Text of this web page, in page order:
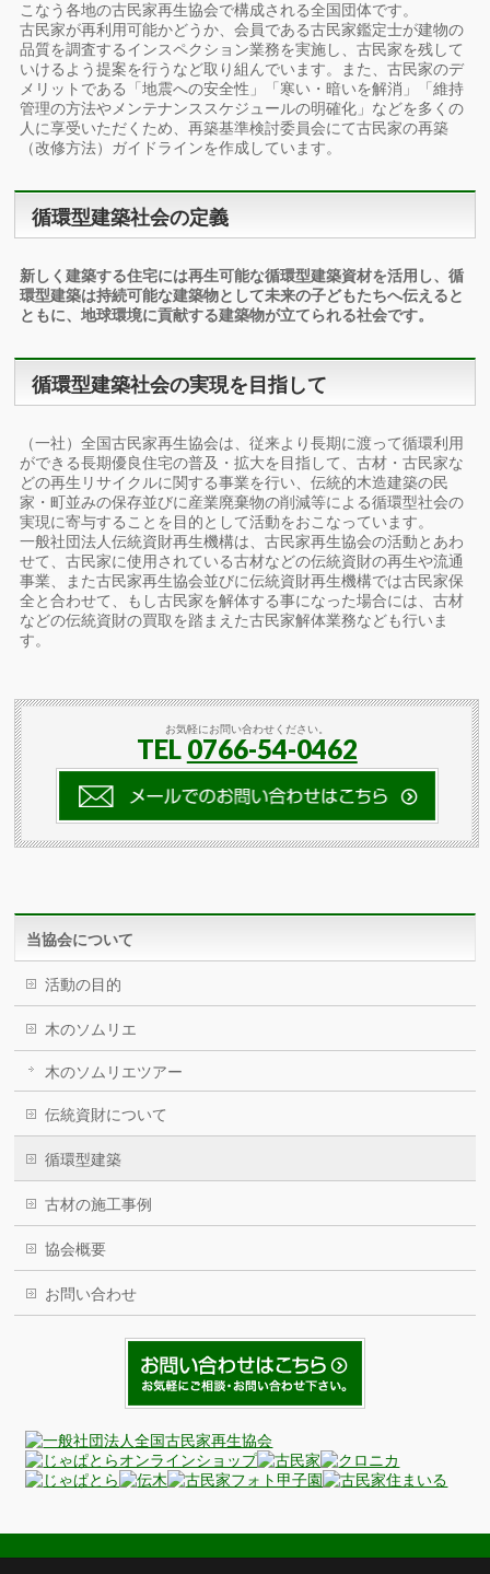
こなう各地の古民家再生協会で構成される全国団体です。
古民家が再利用可能かどうか、会員である古民家鑑定士が建物の
品質を調査するインスペクション業務を実施し、古民家を残して
いけるよう提案を行うなど取り組んでいます。また、古民家のデ
メリットである「地震への安全性」「寒い・暗いを解消」「維持
管理の方法やメンテナンススケジュールの明確化」などを多くの
人に享受いただくため、再築基準検討委員会にて古民家の再築
（改修方法）ガイドラインを作成しています。
循環型建築社会の定義
新しく建築する住宅には再生可能な循環型建築資材を活用し、循
環型建築は持続可能な建築物として未来の子どもたちへ伝えると
ともに、地球環境に貢献する建築物が立てられる社会です。
循環型建築社会の実現を目指して
（一社）全国古民家再生協会は、従来より長期に渡って循環利用
ができる長期優良住宅の普及・拡大を目指して、古材・古民家な
どの再生リサイクルに関する事業を行い、伝統的木造建築の民
家・町並みの保存並びに産業廃棄物の削減等による循環型社会の
実現に寄与することを目的として活動をおこなっています。
一般社団法人伝統資財再生機構は、古民家再生協会の活動とあわ
せて、古民家に使用されている古材などの伝統資財の再生や流通
事業、また古民家再生協会並びに伝統資財再生機構では古民家保
全と合わせて、もし古民家を解体する事になった場合には、古材
などの伝統資財の買取を踏まえた古民家解体業務なども行いま
す。
お気軽にお問い合わせください。
TEL 0766-54-0462
当協会について
活動の目的
木のソムリエ
木のソムリエツアー
伝統資財について
循環型建築
古材の施工事例
協会概要
お問い合わせ